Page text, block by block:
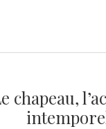
chapeau,